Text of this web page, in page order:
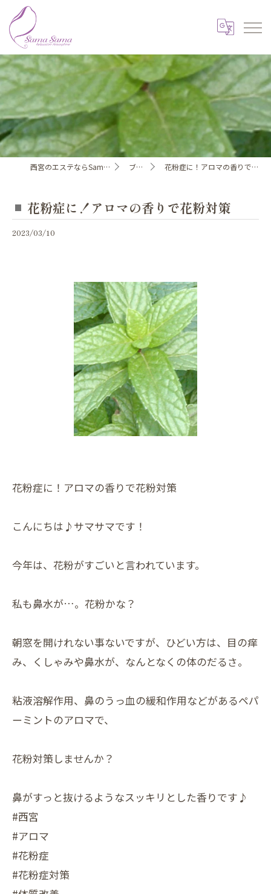
西宮のエステならSama Sama ブログ 花粉症に！アロマの香りで花粉対策
花粉症に！アロマの香りで花粉対策
2023/03/10
花粉症に！アロマの香りで花粉対策
こんにちは♪サマサマです！
今年は、花粉がすごいと言われています。
私も鼻水が…。花粉かな？
朝窓を開けれない事ないですが、ひどい方は、目の痒
み、くしゃみや鼻水が、なんとなくの体のだるさ。
粘液溶解作用、鼻のうっ血の緩和作用などがあるペパ
ーミントのアロマで、
花粉対策しませんか？
鼻がすっと抜けるようなスッキリとした香りです♪
#西宮
#アロマ
#花粉症
#花粉症対策